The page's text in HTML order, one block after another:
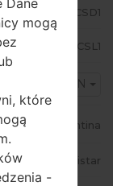
J710MNUWT4CSD1
J710MNUBS4CSL1
UFN
Argentina
Movistar
mogą
które
-